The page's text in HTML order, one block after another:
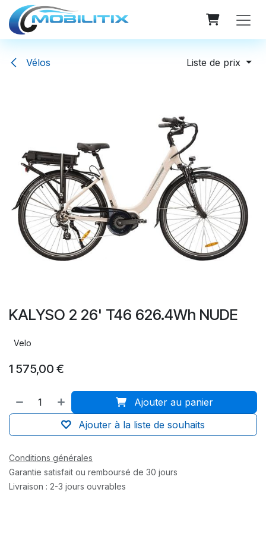
Se rendre au contenu
Vélos Liste de prix
KALYSO 2 26' T46 626.4Wh NUDE
Velo
1 575,00 €
Ajouter au panier
Ajouter à la liste de souhaits
Conditions générales
Garantie satisfait ou remboursé de 30 jours
Livraison : 2-3 jours ouvrables